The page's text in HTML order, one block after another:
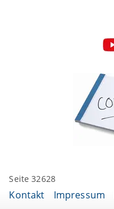
Seite 32628
Kontakt Impressum